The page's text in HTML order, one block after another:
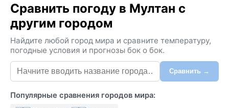
ремесленной энергии.
Климат по классификации Кёппена — BWh, горячая
пустыня. Лето здесь долгое и изнурительное: с
апреля по сентябрь дневной зной легко
переваливает за 45 °C, а ночью не опускается
ниже 30 °C. Зимы короткие и мягкие: днём около
20 °C, ночью прохладно, иногда до 5 °C. Осадков
выпадает ничтожно мало — в основном в июле и
Сравнить погоду в Мултан с
другим городом
Найдите любой город мира и сравните температуру,
погодные условия и прогнозы бок о бок.
Сравнить →
Популярные сравнения городов мира: